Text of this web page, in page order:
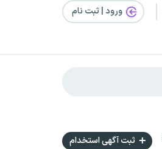
ورود | ثبت‌ نام
ثبت آگهی استخدام